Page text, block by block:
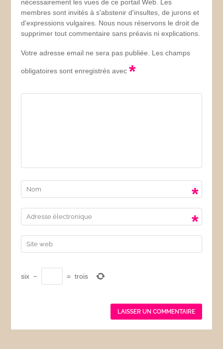
nécessairement les vues de ce portail Web. Les
membres sont invités à s'abstenir d'insultes, de jurons et
d'expressions vulgaires. Nous nous réservons le droit de
supprimer tout commentaire sans préavis ni explications.
Votre adresse email ne sera pas publiée. Les champs
obligatoires sont enregistrés avec*
*
*
six − = trois